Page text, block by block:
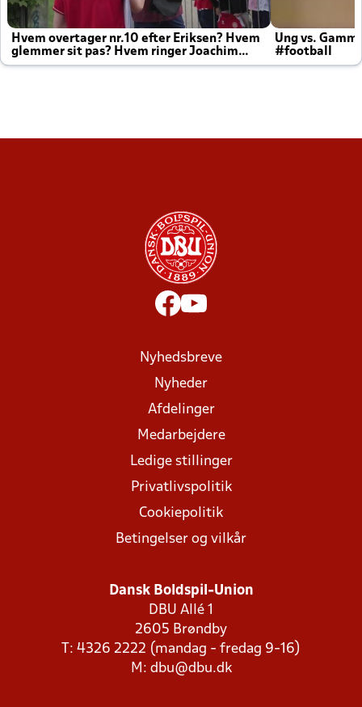
Hvem overtager nr.10 efter Eriksen? Hvem
glemmer sit pas? Hvem ringer Joachim
altid til efter kampe?
Ung vs.
#football
Nyhedsbreve
Nyheder
Afdelinger
Medarbejdere
Ledige stillinger
Privatlivspolitik
Cookiepolitik
Betingelser og vilkår
Dansk Boldspil-Union
DBU Allé 1
2605 Brøndby
T: 4326 2222 (mandag - fredag 9-16)
M: dbu@dbu.dk